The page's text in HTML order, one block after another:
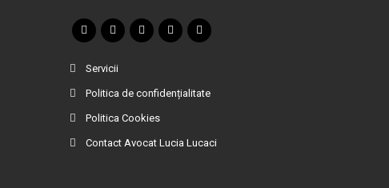
Servicii
Politica de confidențialitate
Politica Cookies
Contact Avocat Lucia Lucaci